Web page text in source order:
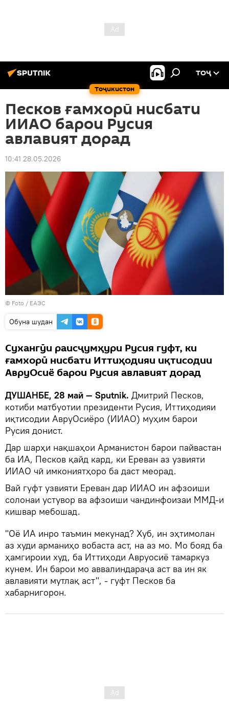
Тоҷикистон
ТОҶ
Песков ғамхорӣ нисбати
ИИАО барои Русия
авлавият дорад
10:41 28.05.2026
© Foto / ЕАЭС
Обуна шудан
Сухангӯи раисҷумҳури Русия гуфт, ки
ғамхорӣ нисбати Иттиҳодияи иқтисодии
АвруОсиё барои Русия авлавият дорад
ДУШАНБЕ, 28 май — Sputnik. Дмитрий Песков,
котиби матбуотии президенти Русия, Иттиҳодияи
иқтисодии АвруОсиёро (ИИАО) муҳим барои
Русия донист.
Дар шарҳи нақшаҳои Арманистон барои пайвастан
ба ИА, Песков қайд кард, ки Ереван аз узвияти
ИИАО чӣ имкониятҳоро ба даст меорад.
Вай гуфт узвияти Ереван дар ИИАО ин афзоиши
солонаи устувор ва афзоиши чандинфоизаи ММД-и
кишвар мебошад.
"Оё ИА инро таъмин мекунад? Хуб, ин эҳтимолан
аз худи арманиҳо вобаста аст, на аз мо. Мо бояд ба
ҳамгироии худ, ба Иттиҳоди Авруосиё тамаркуз
кунем. Ин барои мо аввалиндараҷа аст ва ин як
авлавияти мутлақ аст", - гуфт Песков ба
хабарнигорон.